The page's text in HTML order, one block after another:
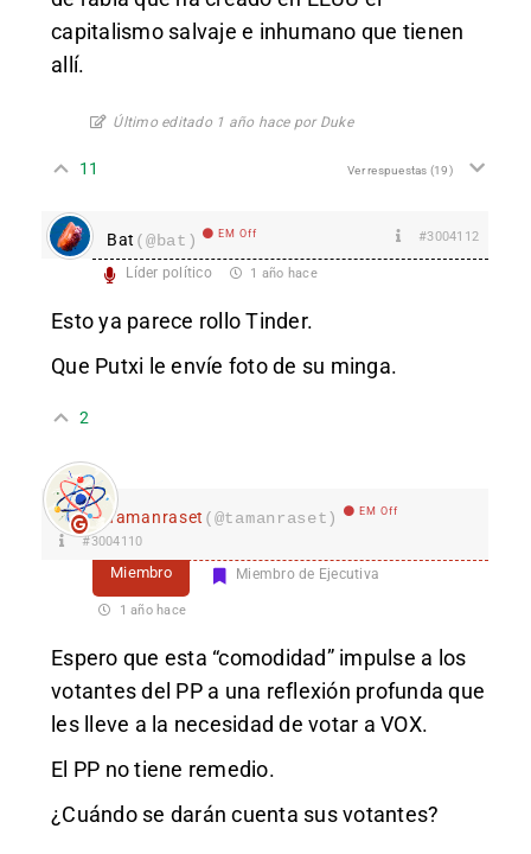
capitalismo salvaje e inhumano que tienen
allí.
Último editado 1 año hace por Duke
11 Ver respuestas (19)
Bat (@bat) EM Off #3004112
Líder político 1 año hace
Esto ya parece rollo Tinder.
Que Putxi le envíe foto de su minga.
2
Tamanraset (@tamanraset) EM Off
#3004110
Miembro Miembro de Ejecutiva
1 año hace
Espero que esta “comodidad” impulse a los
votantes del PP a una reflexión profunda que
les lleve a la necesidad de votar a VOX.
El PP no tiene remedio.
¿Cuándo se darán cuenta sus votantes?